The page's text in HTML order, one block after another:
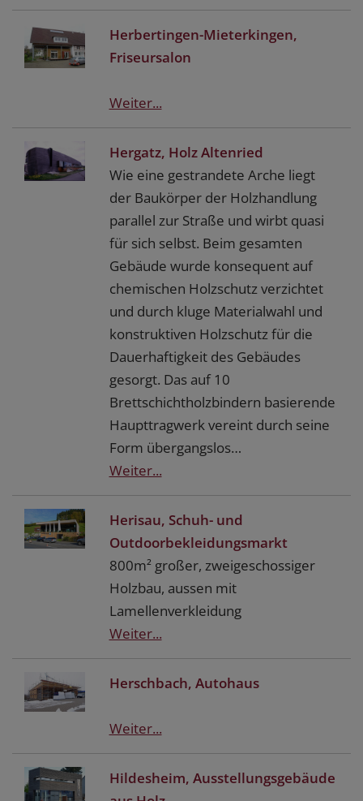
Herbertingen-Mieterkingen,
Friseursalon
Weiter...
Hergatz, Holz Altenried
Wie eine gestrandete Arche liegt
der Baukörper der Holzhandlung
parallel zur Straße und wirbt quasi
für sich selbst. Beim gesamten
Gebäude wurde konsequent auf
chemischen Holzschutz verzichtet
und durch kluge Materialwahl und
konstruktiven Holzschutz für die
Dauerhaftigkeit des Gebäudes
gesorgt. Das auf 10
Brettschichtholzbindern basierende
Haupttragwerk vereint durch seine
Form übergangslos…
Weiter...
Herisau, Schuh- und
Outdoorbekleidungsmarkt
800m² großer, zweigeschossiger
Holzbau, aussen mit
Lamellenverkleidung
Weiter...
Herschbach, Autohaus
Weiter...
Hildesheim, Ausstellungsgebäude